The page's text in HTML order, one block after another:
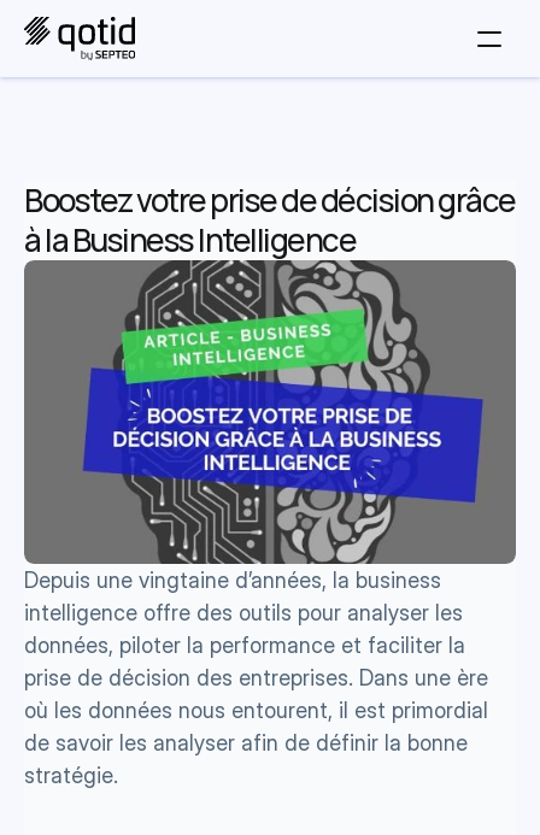
Boostez votre prise de décision grâce
à la Business Intelligence
Depuis une vingtaine d’années, la business
intelligence offre des outils pour analyser les
données, piloter la performance et faciliter la
prise de décision des entreprises. Dans une ère
où les données nous entourent, il est primordial
de savoir les analyser afin de définir la bonne
stratégie.